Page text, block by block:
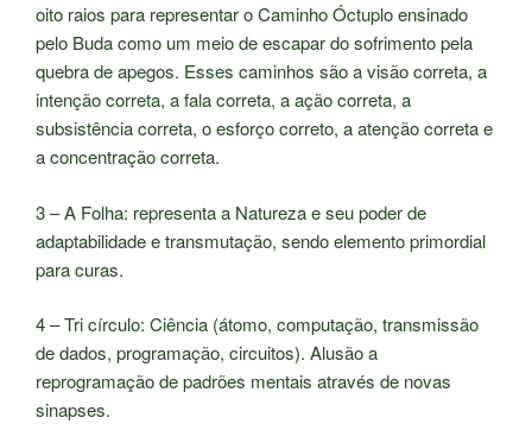
oito raios para representar o Caminho Óctuplo ensinado
pelo Buda como um meio de escapar do sofrimento pela
quebra de apegos. Esses caminhos são a visão correta, a
intenção correta, a fala correta, a ação correta, a
subsistência correta, o esforço correto, a atenção correta e
a concentração correta.
3 – A Folha: representa a Natureza e seu poder de
adaptabilidade e transmutação, sendo elemento primordial
para curas.
4 – Tri círculo: Ciência (átomo, computação, transmissão
de dados, programação, circuitos). Alusão a
reprogramação de padrões mentais através de novas
sinapses.